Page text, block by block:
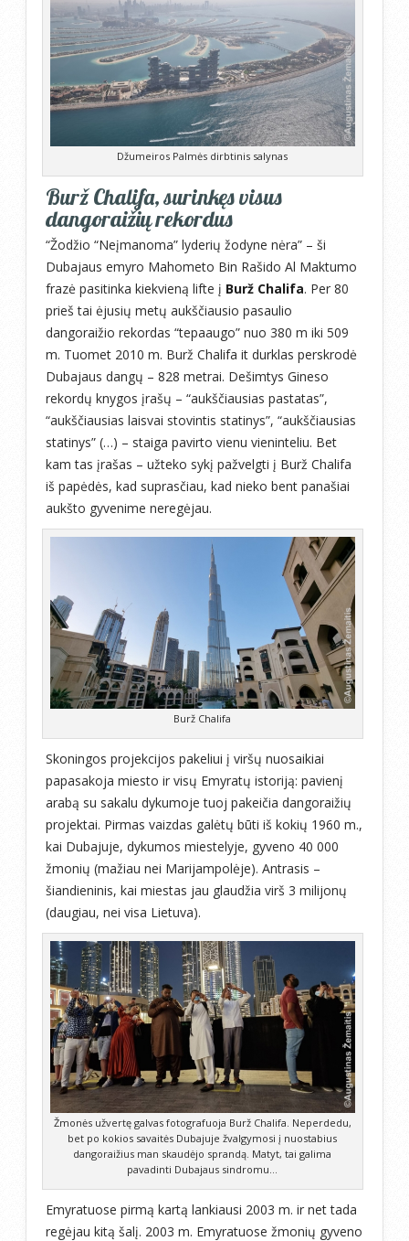
Džumeiros Palmės dirbtinis salynas
Burž Chalifa, surinkęs visus
dangoraižių rekordus
“Žodžio “Neįmanoma” lyderių žodyne nėra” – ši
Dubajaus emyro Mahometo Bin Rašido Al Maktumo
frazė pasitinka kiekvieną lifte į Burž Chalifa. Per 80
prieš tai ėjusių metų aukščiausio pasaulio
dangoraižio rekordas “tepaaugo” nuo 380 m iki 509
m. Tuomet 2010 m. Burž Chalifa it durklas perskrodė
Dubajaus dangų – 828 metrai. Dešimtys Gineso
rekordų knygos įrašų – “aukščiausias pastatas”,
“aukščiausias laisvai stovintis statinys”, “aukščiausias
statinys” (…) – staiga pavirto vienu vieninteliu. Bet
kam tas įrašas – užteko sykį pažvelgti į Burž Chalifa
iš papėdės, kad suprasčiau, kad nieko bent panašiai
aukšto gyvenime neregėjau.
Burž Chalifa
Skoningos projekcijos pakeliui į viršų nuosaikiai
papasakoja miesto ir visų Emyratų istoriją: pavienį
arabą su sakalu dykumoje tuoj pakeičia dangoraižių
projektai. Pirmas vaizdas galėtų būti iš kokių 1960 m.,
kai Dubajuje, dykumos miestelyje, gyveno 40 000
žmonių (mažiau nei Marijampolėje). Antrasis –
šiandieninis, kai miestas jau glaudžia virš 3 milijonų
(daugiau, nei visa Lietuva).
Žmonės užvertę galvas fotografuoja Burž Chalifa. Neperdedu,
bet po kokios savaitės Dubajuje žvalgymosi į nuostabius
dangoraižius man skaudėjo sprandą. Matyt, tai galima
pavadinti Dubajaus sindromu…
Emyratuose pirmą kartą lankiausi 2003 m. ir net tada
regėjau kitą šalį. 2003 m. Emyratuose žmonių gyveno